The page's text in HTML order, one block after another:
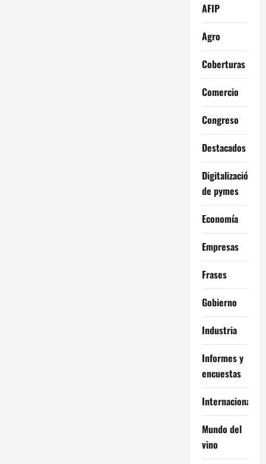
AFIP
Agro
Coberturas
Comercio
Congreso
Destacados
Digitalización
de pymes
Economía
Empresas
Frases
Gobierno
Industria
Informes y
encuestas
Internacional
Mundo del
vino